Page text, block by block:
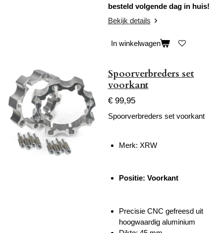
besteld volgende dag in huis!
Bekijk details
In winkelwagen
Spoorverbreders set
voorkant
€ 99,95
Spoorverbreders set voorkant
Merk: XRW
Positie: Voorkant
Precisie CNC gefreesd uit
hoogwaardig aluminium